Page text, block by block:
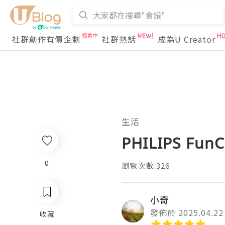
社群創作有價企劃 社群熱話 成為U Creator
生活
PHILIPS
瀏覽次數:326
小奇
發佈於 2025.04.22
0
收藏